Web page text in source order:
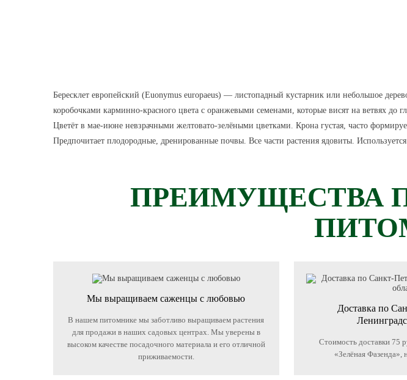
Бересклет европейский (Euonymus europaeus) — листопадный кустарник или небольшое
коробочками карминно-красного цвета с оранжевыми семенами, которые висят на ветвях
Цветёт в мае-июне невзрачными желтовато-зелёными цветками. Крона густая, часто
Предпочитает плодородные, дренированные почвы. Все части растения ядовиты.
ПРЕИМУЩЕСТВА
Мы выращиваем саженцы с любовью
В нашем питомнике мы заботливо выращиваем растения
для продажи в наших садовых центрах. Мы уверены в
высоком качестве посадочного материала и его отличной
приживаемости.
Доставка по
Стоимость доставки 75
«Зелёная Фазенда»,